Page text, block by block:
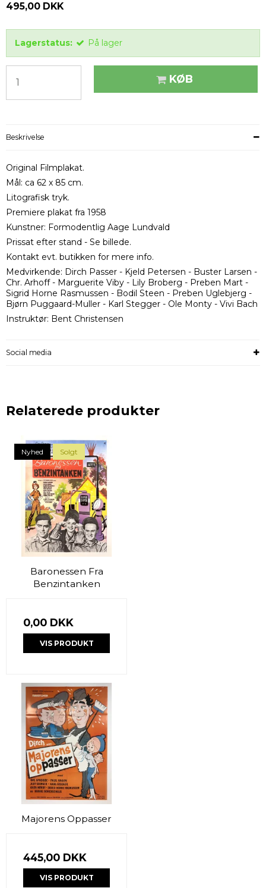
495,00 DKK
Lagerstatus: På lager
KØB
Beskrivelse
Original Filmplakat.
Mål: ca 62 x 85 cm.
Litografisk tryk.
Premiere plakat fra 1958
Kunstner: Formodentlig Aage Lundvald
Prissat efter stand - Se billede.
Kontakt evt. butikken for mere info.
Medvirkende: Dirch Passer - Kjeld Petersen - Buster Larsen -
Chr. Arhoff - Marguerite Viby - Lily Broberg - Preben Mart -
Sigrid Horne Rasmussen - Bodil Steen - Preben Uglebjerg -
Bjørn Puggaard-Muller - Karl Stegger - Ole Monty - Vivi Bach
Instruktør: Bent Christensen
Social media
Relaterede produkter
Nyhed Solgt
Baronessen Fra
Benzintanken
0,00 DKK
VIS PRODUKT
Majorens Oppasser
445,00 DKK
VIS PRODUKT